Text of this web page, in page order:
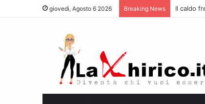
giovedì, Agosto 6 2026 Breaking News Il caldo